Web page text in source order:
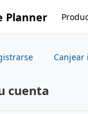
Planner
Canjear
cuenta